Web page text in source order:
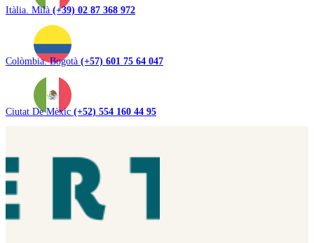
Itàlia. Milà (+39) 02 87 368 972
Colòmbia. Bogotà (+57) 601 75 64 047
Ciutat De Mèxic (+52) 554 160 44 95